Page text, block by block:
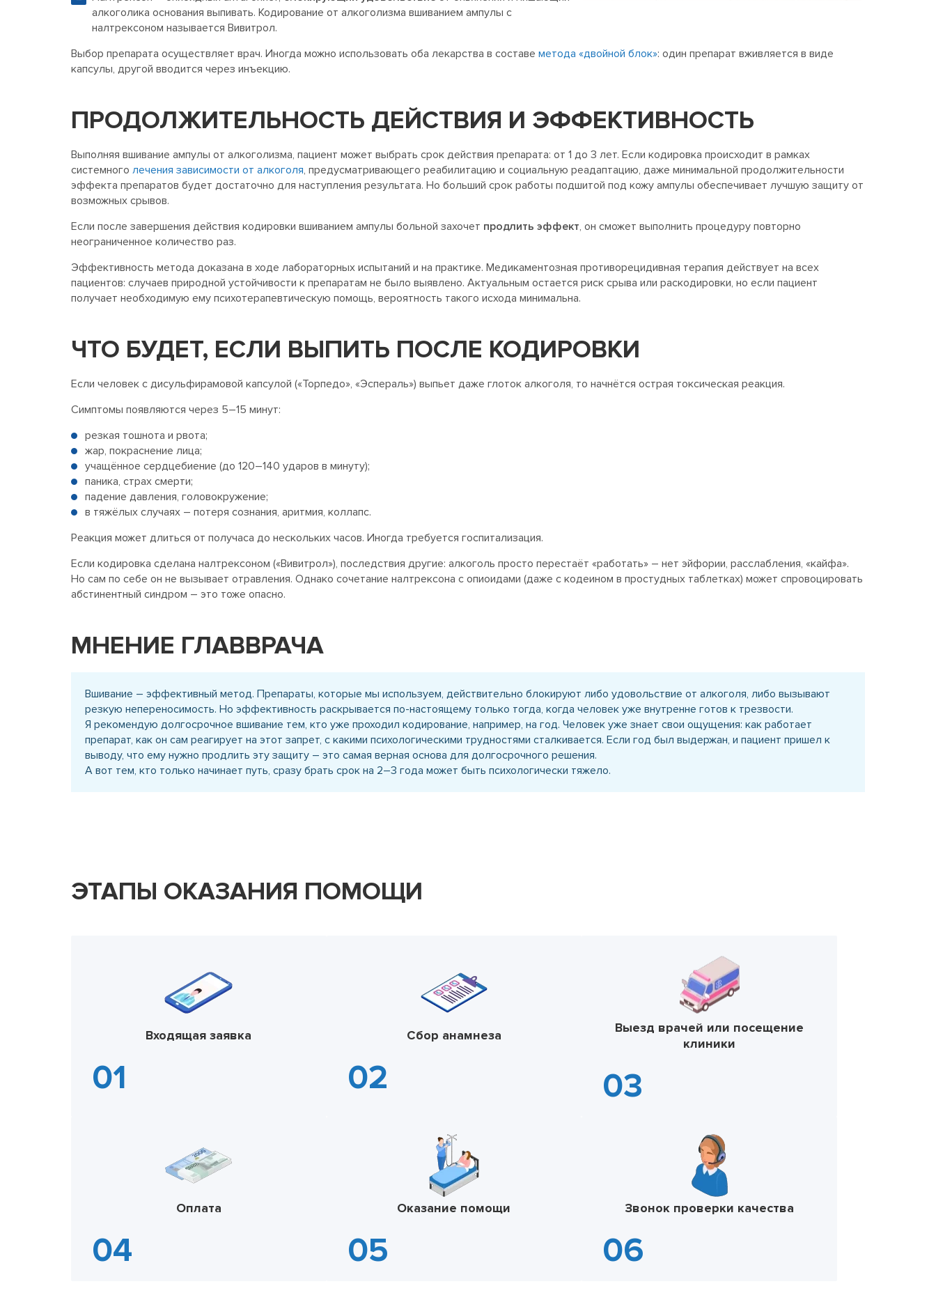
алкоголика основания выпивать. Кодирование от алкоголизма вшиванием ампулы с
налтрексоном называется Вивитрол.
Выбор препарата осуществляет врач. Иногда можно использовать оба лекарства в составе метода «двойной блок»: один препарат вживляется в виде
капсулы, другой вводится через инъекцию.
ПРОДОЛЖИТЕЛЬНОСТЬ ДЕЙСТВИЯ И ЭФФЕКТИВНОСТЬ
Выполняя вшивание ампулы от алкоголизма, пациент может выбрать срок действия препарата: от 1 до 3 лет. Если кодировка происходит в рамках
системного лечения зависимости от алкоголя, предусматривающего реабилитацию и социальную реадаптацию, даже минимальной продолжительности
эффекта препаратов будет достаточно для наступления результата. Но больший срок работы подшитой под кожу ампулы обеспечивает лучшую защиту от
возможных срывов.
Если после завершения действия кодировки вшиванием ампулы больной захочет продлить эффект, он сможет выполнить процедуру повторно
неограниченное количество раз.
Эффективность метода доказана в ходе лабораторных испытаний и на практике. Медикаментозная противорецидивная терапия действует на всех
пациентов: случаев природной устойчивости к препаратам не было выявлено. Актуальным остается риск срыва или раскодировки, но если пациент
получает необходимую ему психотерапевтическую помощь, вероятность такого исхода минимальна.
ЧТО БУДЕТ, ЕСЛИ ВЫПИТЬ ПОСЛЕ КОДИРОВКИ
Если человек с дисульфирамовой капсулой («Торпедо», «Эспераль») выпьет даже глоток алкоголя, то начнётся острая токсическая реакция.
Симптомы появляются через 5–15 минут:
резкая тошнота и рвота;
жар, покраснение лица;
учащённое сердцебиение (до 120–140 ударов в минуту);
паника, страх смерти;
падение давления, головокружение;
в тяжёлых случаях – потеря сознания, аритмия, коллапс.
Реакция может длиться от получаса до нескольких часов. Иногда требуется госпитализация.
Если кодировка сделана налтрексоном («Вивитрол»), последствия другие: алкоголь просто перестаёт «работать» – нет эйфории, расслабления, «кайфа».
Но сам по себе он не вызывает отравления. Однако сочетание налтрексона с опиоидами (даже с кодеином в простудных таблетках) может спровоцировать
абстинентный синдром – это тоже опасно.
МНЕНИЕ ГЛАВВРАЧА
Вшивание – эффективный метод. Препараты, которые мы используем, действительно блокируют либо удовольствие от алкоголя, либо вызывают
резкую непереносимость. Но эффективность раскрывается по-настоящему только тогда, когда человек уже внутренне готов к трезвости.
Я рекомендую долгосрочное вшивание тем, кто уже проходил кодирование, например, на год. Человек уже знает свои ощущения: как работает
препарат, как он сам реагирует на этот запрет, с какими психологическими трудностями сталкивается. Если год был выдержан, и пациент пришел к
выводу, что ему нужно продлить эту защиту – это самая верная основа для долгосрочного решения.
А вот тем, кто только начинает путь, сразу брать срок на 2–3 года может быть психологически тяжело.
ЭТАПЫ ОКАЗАНИЯ ПОМОЩИ
Входящая заявка Сбор анамнеза
Выезд врачей или посещение
клиники
Оплата Оказание помощи Звонок проверки качества